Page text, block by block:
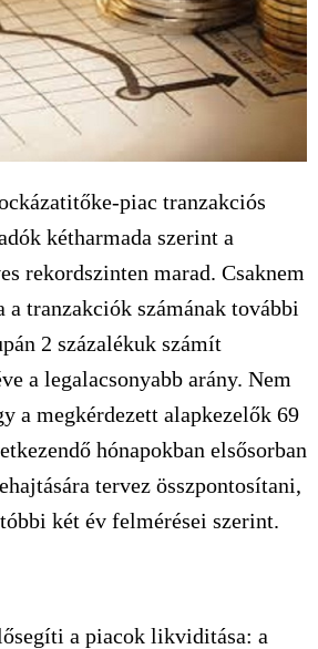
piac tranzakciós
kétharmada szerint a
rekordszinten marad. Csaknem
a tranzakciók számának további
2 százalékuk számít
a legalacsonyabb arány. Nem
a megkérdezett alapkezelők 69
hónapokban elsősorban
tervez összpontosítani,
két év felmérései szerint.
a piacok likviditása: a